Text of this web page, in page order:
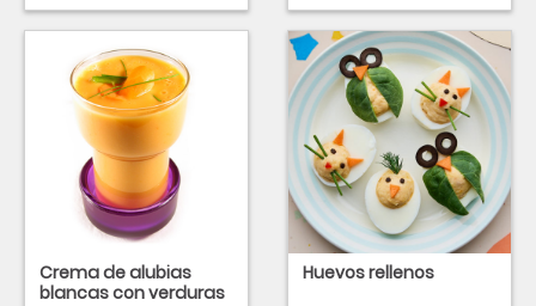
Crema de alubias
blancas con verduras
Huevos rellenos